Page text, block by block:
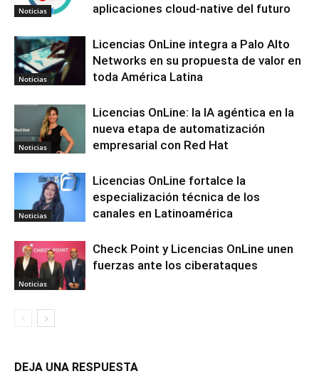
Noticias
aplicaciones cloud-native del futuro
Noticias
Licencias OnLine integra a Palo Alto
Networks en su propuesta de valor en
toda América Latina
Noticias
Licencias OnLine: la IA agéntica en la
nueva etapa de automatización
empresarial con Red Hat
Noticias
Licencias OnLine fortalce la
especialización técnica de los
canales en Latinoamérica
Noticias
Check Point y Licencias OnLine unen
fuerzas ante los ciberataques
DEJA UNA RESPUESTA